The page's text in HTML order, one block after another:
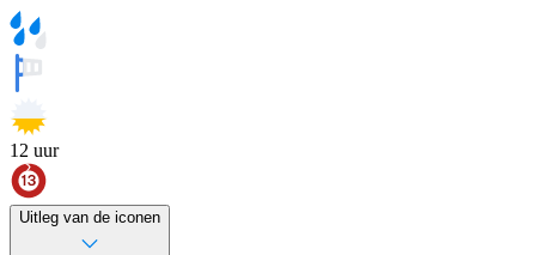
12 uur
Uitleg van de iconen